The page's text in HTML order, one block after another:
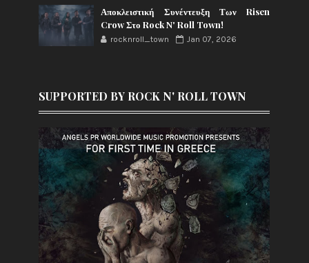
Αποκλειστική Συνέντευξη Των Risen
Crow Στο Rock N' Roll Town!
rocknroll_town Jan 07, 2026
SUPPORTED BY ROCK N' ROLL TOWN